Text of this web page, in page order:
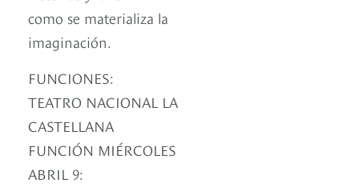
como se materializa la
imaginación.
FUNCIONES:
TEATRO NACIONAL LA
CASTELLANA
FUNCIÓN MIÉRCOLES
ABRIL 9: